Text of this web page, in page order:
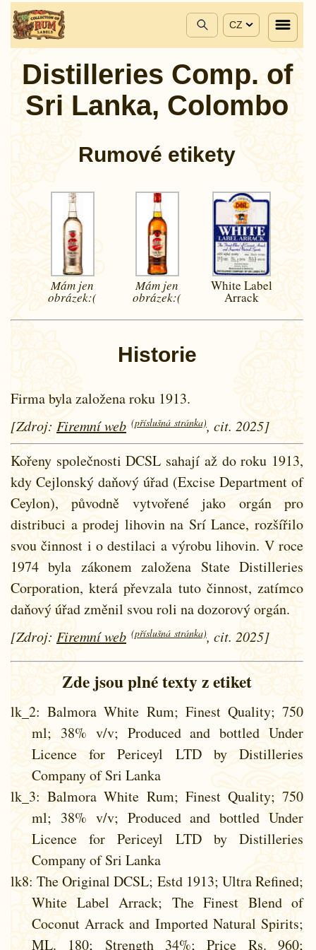
CZ
Distilleries Comp. of
Sri Lanka, Colombo
Rumové etikety
Mám jen
obrázek:(
Mám jen
obrázek:(
White Label
Arrack
Historie
Firma byla založena roku 1913.
[Zdroj: Firemní web (příslušná stránka), cit. 2025]
Kořeny společnosti DCSL sahají až do roku 1913,
kdy Cejlonský daňový úřad (Excise Department of
Ceylon), původně vytvořené jako orgán pro
distribuci a prodej lihovin na Srí Lance, rozšířilo
svou činnost i o destilaci a výrobu lihovin. V roce
1974 byla zákonem založena State Distilleries
Corporation, která převzala tuto činnost, zatímco
daňový úřad změnil svou roli na dozorový orgán.
[Zdroj: Firemní web (příslušná stránka), cit. 2025]
Zde jsou plné texty z etiket
lk_2: Balmora White Rum; Finest Quality; 750
ml; 38% v/v; Produced and bottled Under
Licence for Periceyl LTD by Distilleries
Company of Sri Lanka
lk_3: Balmora White Rum; Finest Quality; 750
ml; 38% v/v; Produced and bottled Under
Licence for Periceyl LTD by Distilleries
Company of Sri Lanka
lk8: The Original DCSL; Estd 1913; Ultra Refined;
White Label Arrack; The Finest Blend of
Coconut Arrack and Imported Natural Spirits;
ML. 180; Strength 34%; Price Rs. 960;